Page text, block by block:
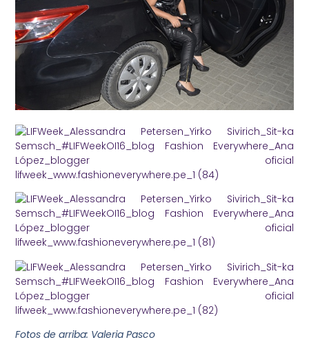
Fotos de arriba: Valeria Pasco